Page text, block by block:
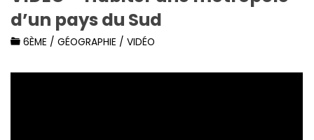
d’un pays du Sud
6ÈME / GÉOGRAPHIE / VIDÉO